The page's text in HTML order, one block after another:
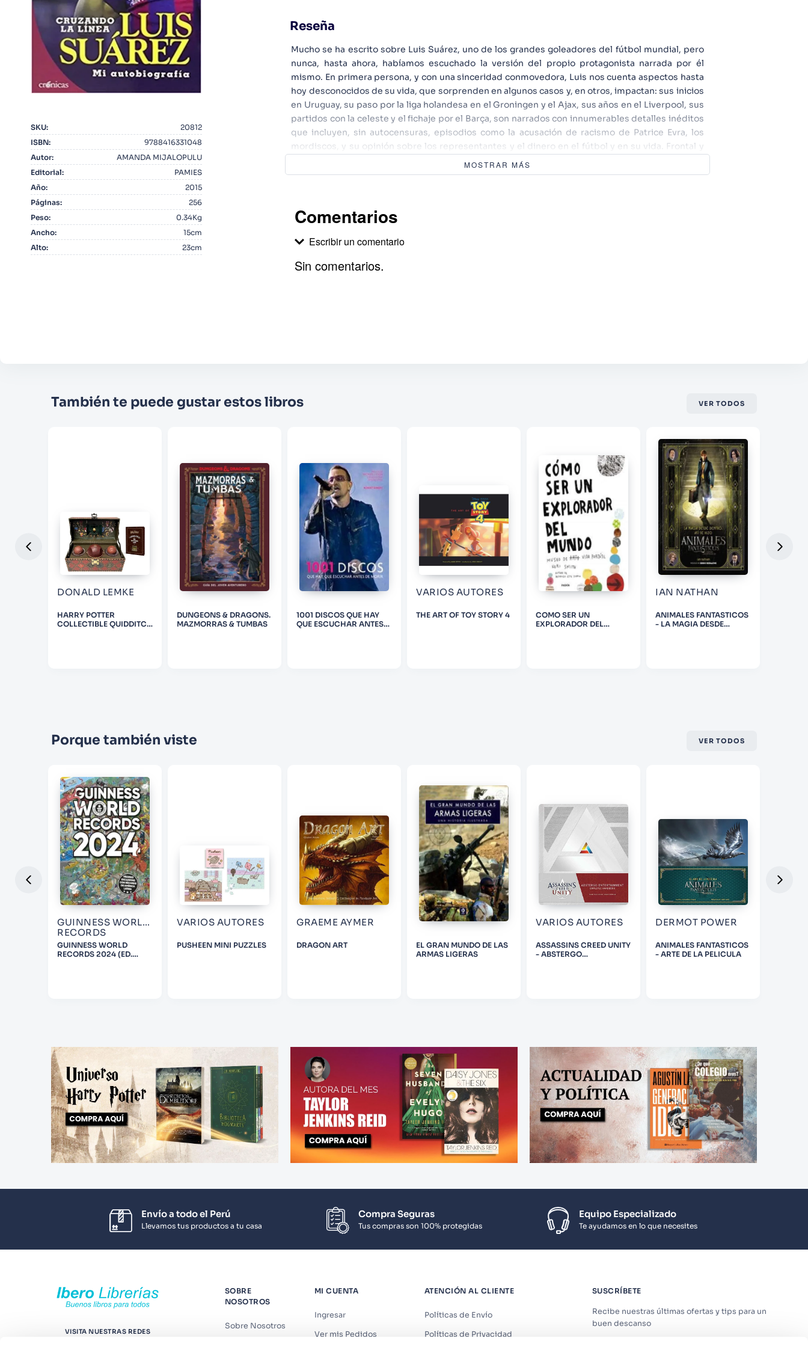
SKU:
20812
ISBN:
9788416331048
Autor:
AMANDA MIJALOPULU
Editorial:
PAMIES
Año:
2015
Páginas:
256
Peso:
0.34Kg
Ancho:
15cm
Alto: 23cm
Reseña
Mucho se ha escrito sobre Luis Suárez, uno de los grandes goleadores del fútbol mundial, pero
nunca, hasta ahora, habíamos escuchado la versión del propio protagonista narrada por él
mismo. En primera persona, y con una sinceridad conmovedora, Luis nos cuenta aspectos hasta
hoy desconocidos de su vida, que sorprenden en algunos casos y, en otros, impactan: sus inicios
en Uruguay, su paso por la liga holandesa en el Groningen y el Ajax, sus años en el Liverpool, sus
partidos con la celeste y el fichaje por el Barça, son narrados con innumerables detalles inéditos
que incluyen, sin autocensuras, episodios como la acusación de racismo de Patrice Evra, los
mordiscos, y su opinión sobre los representantes y el dinero en el fútbol y en su vida. Frontal y
directo como en el campo, pero sencillo y tierno a la vez, Luis Suárez se nos muestra tal cual es, y
comparte su vida con una afición que lo idolatra.
MOSTRAR MÁS
Comentarios
Escribir un comentario
Escribir comentario
ENVIAR COMENTARIO
Sin comentarios.
También te puede gustar estos libros VER TODOS
DONALD LEMKE
HARRY POTTER
COLLECTIBLE QUIDDITCH
DUNGEONS & DRAGONS.
MAZMORRAS & TUMBAS
1001 DISCOS QUE HAY
QUE ESCUCHAR ANTES
VARIOS AUTORES
THE ART OF TOY STORY 4
COMO SER UN
EXPLORADOR DEL
IAN NATHAN
ANIMALES FANTASTICOS
- LA MAGIA DESDE
Porque también viste VER TODOS
GUINNESS WORLD
RECORDS
GUINNESS WORLD
RECORDS 2024 (ED.
VARIOS AUTORES
PUSHEEN MINI PUZZLES
GRAEME AYMER
DRAGON ART
EL GRAN MUNDO DE LAS
ARMAS LIGERAS
VARIOS AUTORES
ASSASSINS CREED UNITY
- ABSTERGO
DERMOT POWER
ANIMALES FANTASTICOS
- ARTE DE LA PELICULA
Envío a todo el Perú
Llevamos tus productos a tu casa
Compra Seguras
Tus compras son 100% protegidas
Equipo Especializado
Te ayudamos en lo que necesites
VISITA NUESTRAS REDES
SOBRE
NOSOTROS
Sobre Nosotros
MI CUENTA
Ingresar
Ver mis Pedidos
ATENCIÓN AL CLIENTE
Políticas de Envío
Políticas de Privacidad
SUSCRÍBETE
Recibe nuestras últimas ofertas y tips para un
buen descanso